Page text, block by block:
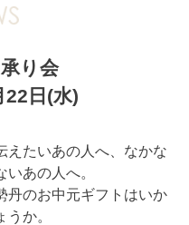
り会
22日(水)
えたいあの人へ、なかな
いあの人へ。
丹のお中元ギフトはいか
うか。